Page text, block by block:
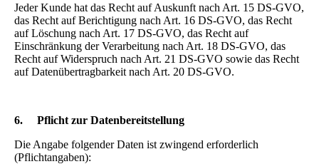
Jeder Kunde hat das Recht auf Auskunft nach Art. 15 DS-GVO,
das Recht auf Berichtigung nach Art. 16 DS-GVO, das Recht
auf Löschung nach Art. 17 DS-GVO, das Recht auf
Einschränkung der Verarbeitung nach Art. 18 DS-GVO, das
Recht auf Widerspruch nach Art. 21 DS-GVO sowie das Recht
auf Datenübertragbarkeit nach Art. 20 DS-GVO.
6. Pflicht zur Datenbereitstellung
Die Angabe folgender Daten ist zwingend erforderlich
(Pflichtangaben):